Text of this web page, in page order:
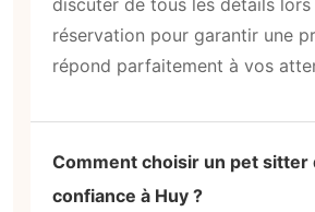
discuter de tous les détails lors
réservation pour garantir une
répond parfaitement à vos
Comment choisir un pet sitter
confiance à Huy ?